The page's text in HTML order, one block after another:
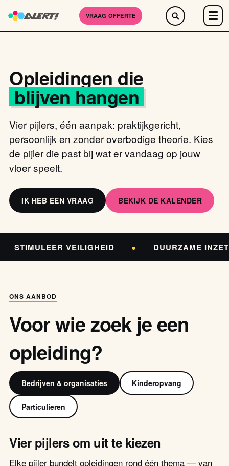
VRAAG OFFERTE
Opleidingen die
blijven hangen
Vier pijlers, één aanpak: praktijkgericht,
persoonlijk en zonder overbodige theorie. Kies
de pijler die past bij wat er vandaag op jouw
vloer speelt.
IK HEB EEN VRAAG BEKIJK DE KALENDER
STIMULEER VEILIGHEID ● DUURZAME
ONS AANBOD
Voor wie zoek je een
opleiding?
Bedrijven & organisaties Kinderopvang
Particulieren
Vier pijlers om uit te kiezen
Elke pijler bundelt opleidingen rond één thema — van